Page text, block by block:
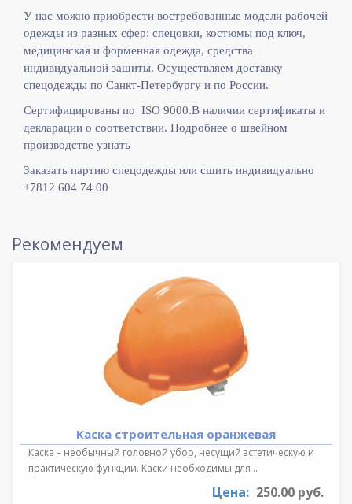
У нас можно приобрести востребованные модели рабочей
одежды из разных сфер: спецовки, костюмы под ключ,
медицинская и форменная одежда, средства
индивидуальной защиты. Осуществляем доставку
спецодежды по Санкт-Петербургу и по России.
Сертифицированы по ISO 9000.В наличии сертификаты и
декларации о соответствии. Подробнее о швейном
производстве узнать
Заказать партию спецодежды или сшить индивидуально
+7812 604 74 00
Рекомендуем
Каска строительная оранжевая
Каска – необычный головной убор, несущий эстетическую и
практическую функции. Каски необходимы для ..
Цена: 250.00 руб.